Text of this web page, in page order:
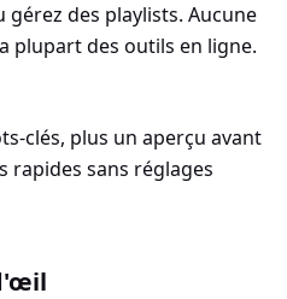
des playlists. Aucune
plupart des outils en ligne.
clés, plus un aperçu avant
rapides sans réglages